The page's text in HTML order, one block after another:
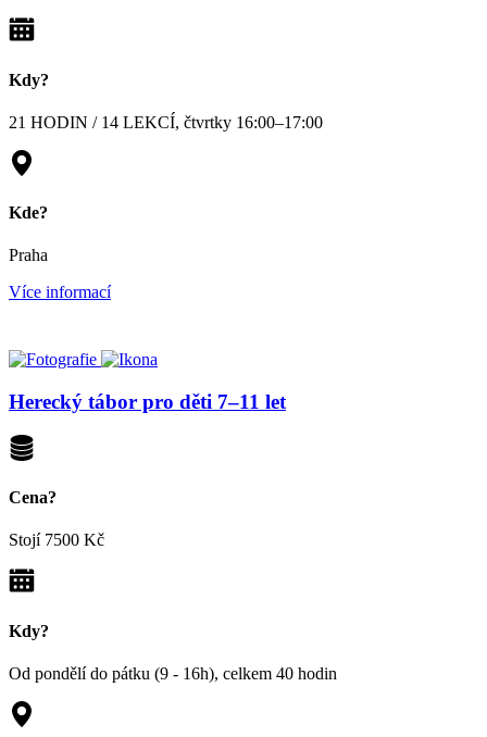
Kdy?
21 HODIN / 14 LEKCÍ, čtvrtky 16:00–17:00
Kde?
Praha
Více informací
Herecký tábor pro děti 7–11 let
Cena?
Stojí 7500 Kč
Kdy?
Od pondělí do pátku (9 - 16h), celkem 40 hodin